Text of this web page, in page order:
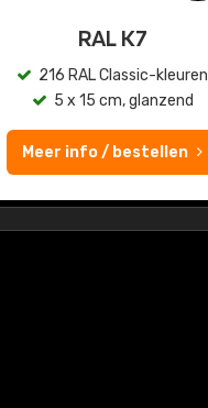
RAL K7
216 RAL Classic-kleuren
5 x 15 cm, glanzend
Meer info / bestellen